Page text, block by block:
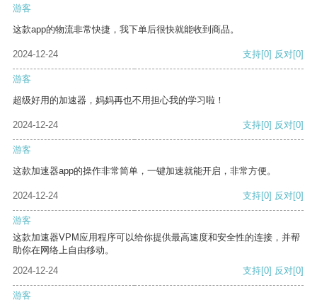
游客
这款app的物流非常快捷，我下单后很快就能收到商品。
2024-12-24 支持[0] 反对[0]
游客
超级好用的加速器，妈妈再也不用担心我的学习啦！
2024-12-24 支持[0] 反对[0]
游客
这款加速器app的操作非常简单，一键加速就能开启，非常方便。
2024-12-24 支持[0] 反对[0]
游客
这款加速器VPM应用程序可以给你提供最高速度和安全性的连接，并帮
助你在网络上自由移动。
2024-12-24
支持[0] 反对[0]
游客